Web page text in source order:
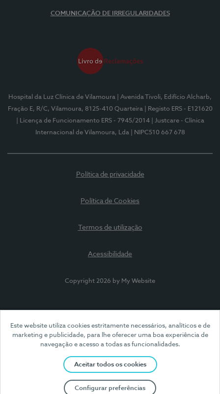
Este website utiliza cookies estritamente necessários, analíticos e de
marketing e publicidade, para lhe oferecer uma boa experiência de
navegação e acesso a todas as funcionalidades.
Aceitar todos os cookies
Configurar preferências
COMUNICAÇÃO DE IRREGULARIDADES
Hospital da Luz Clínica de Vilamoura
| Avenida Tivoli, Edifício Alcharb,
Fração E, R/C, Vilamoura, 8125-410 Quarteira
| Registo ERS - E121620
| Licença de Funcionamento ERS - 7945/2014
| Justcare - Clínica
Internacional de Vilamoura, Lda
| NIPC510 667 678
Política de privacidade
Política de Cookies
Termos de utilização
Acessibilidade
Copyright 2026 by My Website